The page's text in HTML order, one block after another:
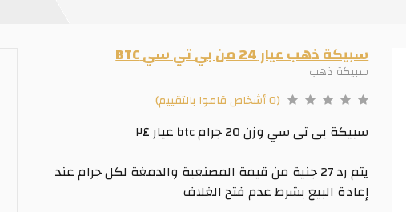
سبيكة ذهب عيار 24 من بي تي سي BTC
سبيكة ذهب
(0 أشخاص قاموا بالتقييم)
سبيكة بى تى سي وزن 20 جرام btc عيار ٢٤
يتم رد 27 جنية من قيمة المصنعية والدمغة لكل جرام عند
إعادة البيع بشرط عدم فتح الغلاف